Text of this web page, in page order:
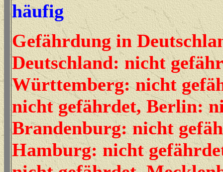
häufig
Gefährdung in
Deutschland: nicht
Württemberg: nicht
nicht gefährdet, Berlin:
Brandenburg: nicht
Hamburg: nicht